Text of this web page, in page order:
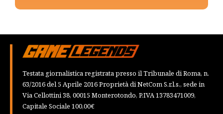
Testata giornalistica registrata presso il Tribunale di Roma, n.
63/2016 del 5 Aprile 2016 Proprietà di NetCom S.r.l.s., sede in
Via Cellottini 38, 00015 Monterotondo, P.IVA 13783471009,
Capitale Sociale 100,00€